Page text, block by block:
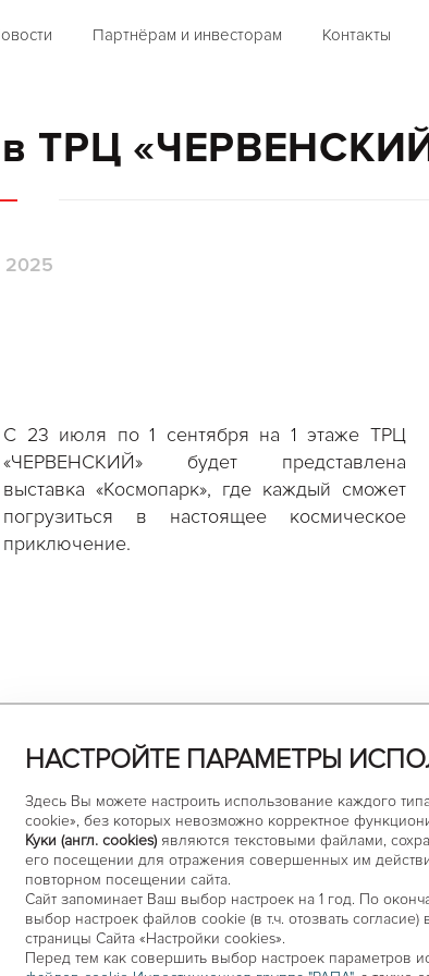
Партнёрам и инвесторам Контакты
в ТРЦ
2025
С 23 июля по 1 сентября на 1 этаже ТРЦ
«ЧЕРВЕНСКИЙ» будет представлена
выставка «Космопарк», где каждый сможет
погрузиться в настоящее космическое
приключение.
фотозоны и многое другое.
попробовать себя в роли космонавта и
НАСТРОЙТЕ ПАРАМЕТРЫ
Здесь Вы можете настроить использование каждого
cookie», без которых невозможно корректное
Куки (англ. cookies) являются текстовыми файлами,
его посещении для отражения совершенных им
повторном посещении сайта.
Сайт запоминает Ваш выбор настроек на 1 год. По
выбор настроек файлов сookie (в т.ч. отозвать
страницы Сайта «Настройки cookies».
Перед тем как совершить выбор настроек параметров